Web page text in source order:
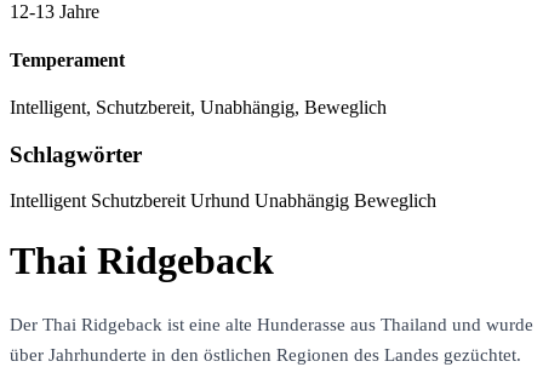
12-13 Jahre
Temperament
Intelligent, Schutzbereit, Unabhängig, Beweglich
Schlagwörter
Intelligent SchutzbereitUrhund Unabhängig Beweglich
Thai Ridgeback
Der Thai Ridgeback ist eine alte Hunderasse aus Thailand und wurde
über Jahrhunderte in den östlichen Regionen des Landes gezüchtet.